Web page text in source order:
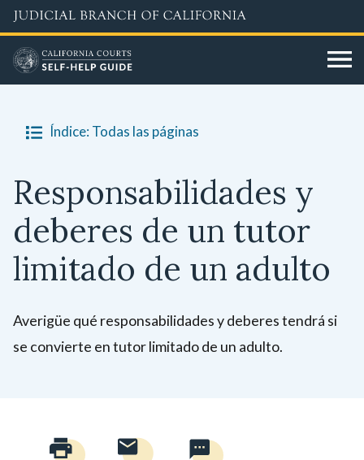
Skip
to
main
content
Índice: Todas las páginas
Responsabilidades y
deberes de un tutor
limitado de un adulto
Averigüe qué responsabilidades y deberes tendrá si
se convierte en tutor limitado de un adulto.